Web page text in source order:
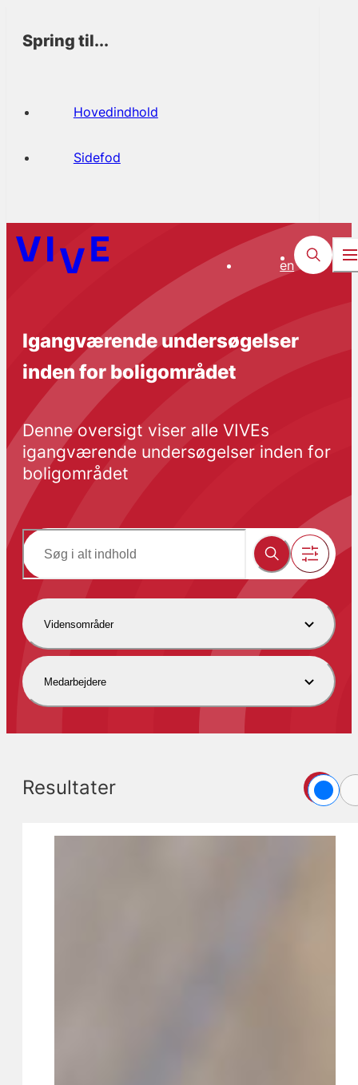
Spring til...
Hovedindhold
Sidefod
en
Igangværende undersøgelser
inden for boligområdet
Denne oversigt viser alle VIVEs
igangværende undersøgelser inden for
boligområdet
Vidensområder
Medarbejdere
Resultater